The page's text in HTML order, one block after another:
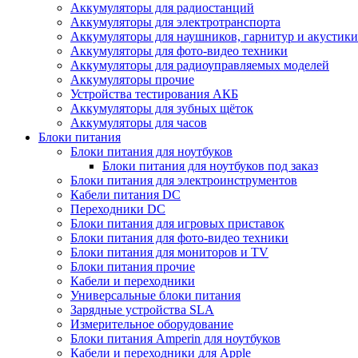
Аккумуляторы для радиостанций
Аккумуляторы для электротранспорта
Аккумуляторы для наушников, гарнитур и акустики
Аккумуляторы для фото-видео техники
Аккумуляторы для радиоуправляемых моделей
Аккумуляторы прочие
Устройства тестирования АКБ
Аккумуляторы для зубных щёток
Аккумуляторы для часов
Блоки питания
Блоки питания для ноутбуков
Блоки питания для ноутбуков под заказ
Блоки питания для электроинструментов
Кабели питания DC
Переходники DC
Блоки питания для игровых приставок
Блоки питания для фото-видео техники
Блоки питания для мониторов и TV
Блоки питания прочие
Кабели и переходники
Универсальные блоки питания
Зарядные устройства SLA
Измерительное оборудование
Блоки питания Amperin для ноутбуков
Кабели и переходники для Apple